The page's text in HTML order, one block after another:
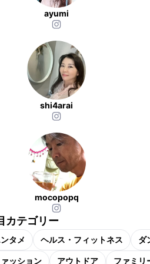
ayumi
shi4arai
mocopopq
カテゴリー
タメ ヘルス・フィットネス ダ
ッション アウトドア ファミリ